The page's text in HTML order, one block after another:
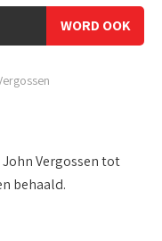
WORD OOK
Vergossen tot
behaald.